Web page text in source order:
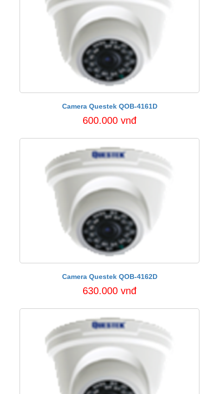
Camera Questek QOB-4161D
600.000 vnđ
Camera Questek QOB-4162D
630.000 vnđ